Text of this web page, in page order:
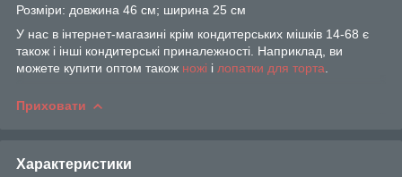
Розміри: довжина 46 см; ширина 25 см
У нас в інтернет-магазині крім кондитерських мішків 14-68 є
також і інші кондитерські приналежності. Наприклад, ви
можете купити оптом також ножі і лопатки для торта
Приховати
Характеристики